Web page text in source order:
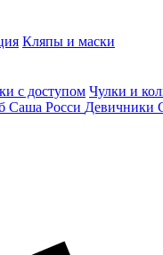
Кляпы и маски
с доступом Чулки и
Саша Росси Девичники